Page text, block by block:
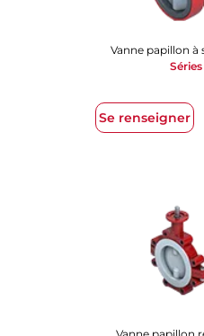
Se renseigner
Vanne papillon à
Séries